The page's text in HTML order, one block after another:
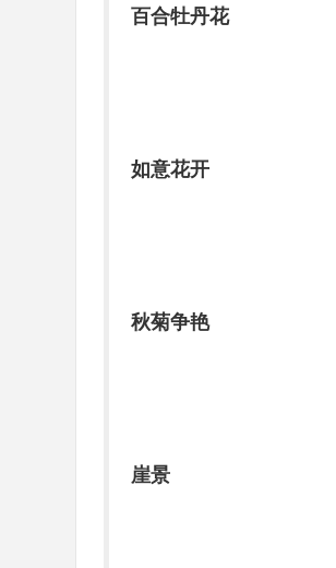
百合牡丹花
如意花开
秋菊争艳
崖景